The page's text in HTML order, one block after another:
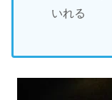
いれる